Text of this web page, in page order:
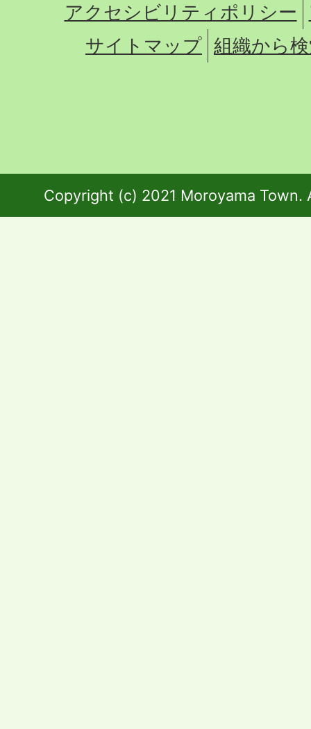
アクセシビリティポリシー
サイトマップ 組織から
Copyright (c) 2021 Moroyama Town.